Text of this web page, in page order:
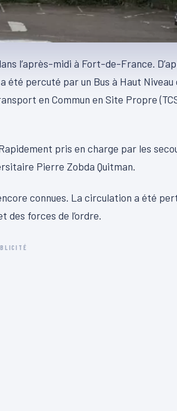
l’après-midi à Fort-de-France.
été percuté par un Bus à Haut Niveau
en Commun en Site Propre
pris en charge par les
Pierre Zobda Quitman.
connues. La circulation a été
des forces de l’ordre.